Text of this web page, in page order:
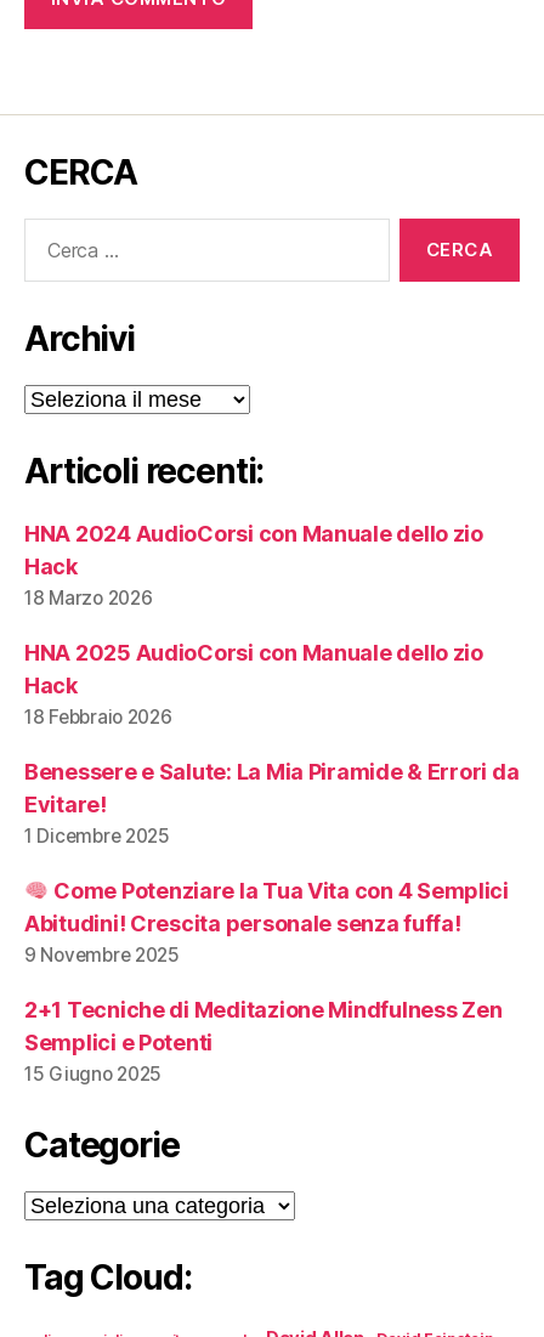
CERCA
Archivi
Archivi
Articoli recenti:
HNA 2024 AudioCorsi con Manuale dello zio
Hack
18 Marzo 2026
HNA 2025 AudioCorsi con Manuale dello zio
Hack
18 Febbraio 2026
Benessere e Salute: La Mia Piramide & Errori da
Evitare!
1 Dicembre 2025
Come Potenziare la Tua Vita con 4 Semplici
Abitudini! Crescita personale senza fuffa!
9 Novembre 2025
2+1 Tecniche di Meditazione Mindfulness Zen
Semplici e Potenti
15 Giugno 2025
Categorie
Categorie
Tag Cloud: